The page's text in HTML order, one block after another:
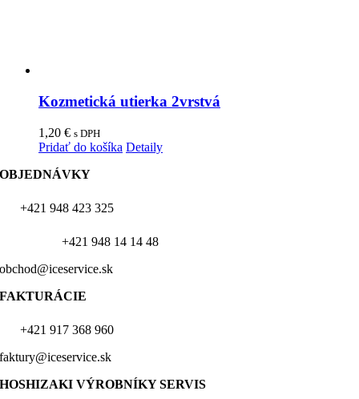
Kozmetická utierka 2vrstvá
1,20 € s DPH
Pridať do košíka Detaily
OBJEDNÁVKY
+421 948 423 325
+421 948 14 14 48
obchod@iceservice.sk
FAKTURÁCIE
+421 917 368 960
faktury@iceservice.sk
HOSHIZAKI VÝROBNÍKYSERVIS